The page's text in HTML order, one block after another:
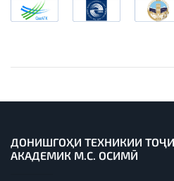
ДОНИШГОҲИ ТЕХНИКИИ
АКАДЕМИК М.С. ОСИМӢ